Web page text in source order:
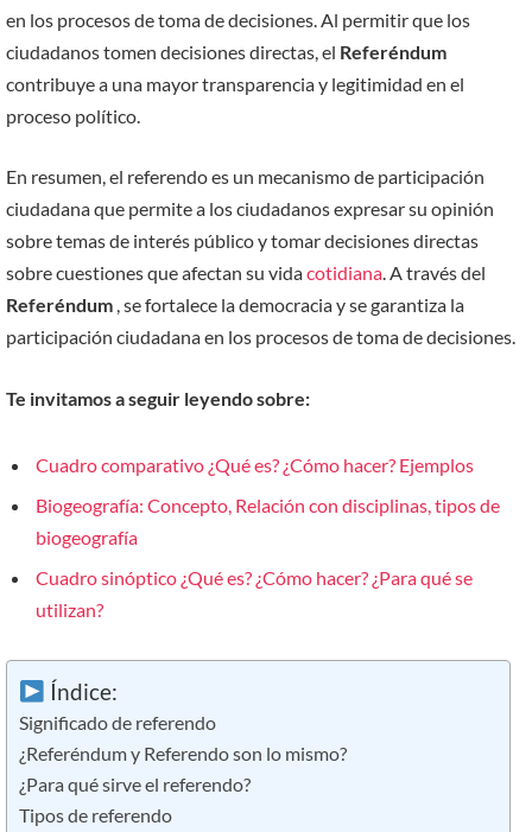
en los procesos de toma de decisiones. Al permitir que los
ciudadanos tomen decisiones directas, el Referéndum
contribuye a una mayor transparencia y legitimidad en el
proceso político.
En resumen, el referendo es un mecanismo de participación
ciudadana que permite a los ciudadanos expresar su opinión
sobre temas de interés público y tomar decisiones directas
sobre cuestiones que afectan su vidacotidiana. A través del
Referéndum , se fortalece la democracia y se garantiza la
participación ciudadana en los procesos de toma de decisiones.
Te invitamos a seguir leyendo sobre:
Cuadro comparativo ¿Qué es? ¿Cómo hacer? Ejemplos
Biogeografía: Concepto, Relación con disciplinas, tipos de
biogeografía
Cuadro sinóptico ¿Qué es? ¿Cómo hacer? ¿Para qué se
utilizan?
Índice:
Significado de referendo
¿Referéndum y Referendo son lo mismo?
¿Para qué sirve el referendo?
Tipos de referendo